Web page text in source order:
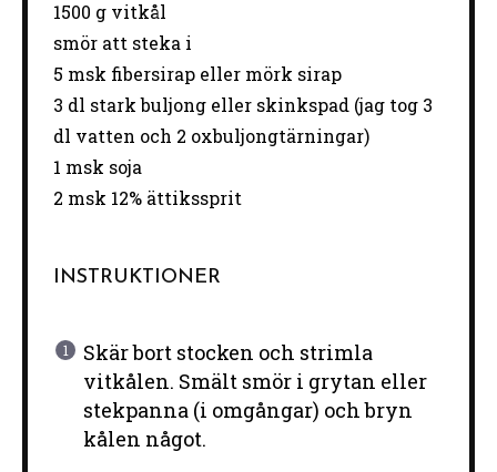
1500 gvitkål
smör att steka i
5 msk fibersirap eller mörk sirap
3 dl stark buljong eller skinkspad (jag tog 3
dl vatten och 2 oxbuljongtärningar)
1 msk soja
2 msk 12% ättikssprit
INSTRUKTIONER
Skär bort stocken och strimla
vitkålen. Smält smör i grytan eller
stekpanna (i omgångar) och bryn
kålen något.